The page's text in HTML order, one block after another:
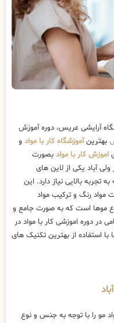
آرایشی عریس، دوره آموزش
بهترینآموزشگاه کار با مواد و
اموزش کار با مواد بصورت
آباد یکی از لاین های
بالایی نیاز دارد. این
مواد رنگ و ترکیب مواد
موها است که به صورت جامع و
در دوره اموزشی کار با مواد در
استفاده از بهترین تکنیک های
مو را با توجه به جنس و نوع